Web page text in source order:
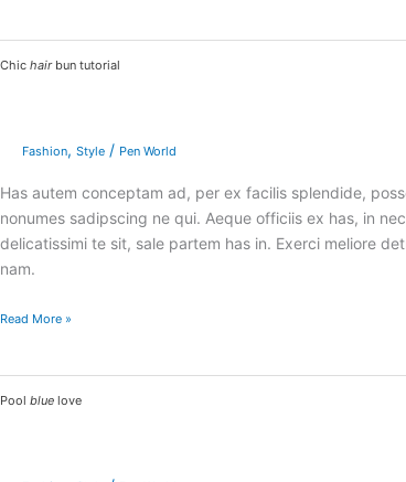
Chic hairbun tutorial
Fashion, Style / Pen World
Has autem conceptam ad, per ex facilis splendide,
nonumes sadipscing ne qui. Aeque officiis ex has, in
delicatissimi te sit, sale partem has in. Exerci meliore
nam.
Read More »
Pool blue love